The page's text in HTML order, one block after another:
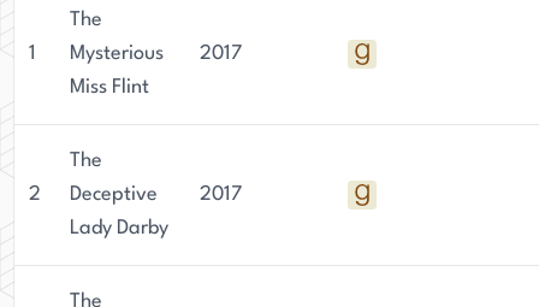
1
The
Mysterious
Miss Flint
2017
2
The
Deceptive
Lady Darby
2017
The